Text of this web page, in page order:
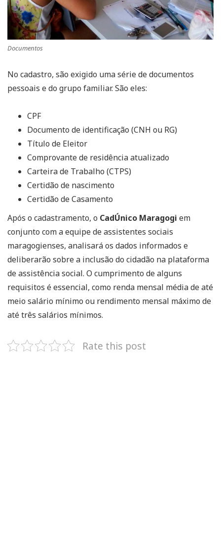
Documentos
No cadastro, são exigido uma série de documentos
pessoais e do grupo familiar. São eles:
CPF
Documento de identificação (CNH ou RG)
Título de Eleitor
Comprovante de residência atualizado
Carteira de Trabalho (CTPS)
Certidão de nascimento
Certidão de Casamento
Após o cadastramento, o CadÚnico Maragogi em
conjunto com a equipe de assistentes sociais
maragogienses, analisará os dados informados e
deliberarão sobre a inclusão do cidadão na plataforma
de assistência social. O cumprimento de alguns
requisitos é essencial, como renda mensal média de até
meio salário mínimo ou rendimento mensal máximo de
até três salários mínimos.
Rate this post